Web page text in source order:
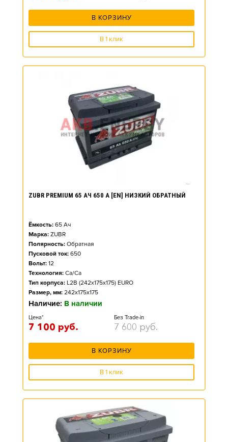
В КОРЗИНУ
В 1 клик
ZUBR PREMIUM 65 АЧ 650 А [EN] НИЗКИЙ ОБРАТНЫЙ
Ёмкость: 65 Ач
Марка: ZUBR
Полярность: Обратная
Пусковой ток: 650
Вольт: 12
Технология: Ca/Ca
Тип корпуса: L2B (242x175x175) EURO
Размер, мм: 242x175x175
Наличие: В наличии
Цена*
7 100 руб.
Без Trade-in
7 600 руб.
В КОРЗИНУ
В 1 клик